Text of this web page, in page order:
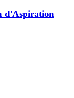
d'Aspiration